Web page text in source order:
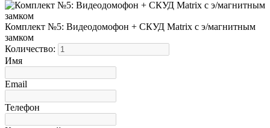
Комплект №5: Видеодомофон + СКУД Matrix с э/магнитным
замком
Количество:
Имя
Email
Телефон